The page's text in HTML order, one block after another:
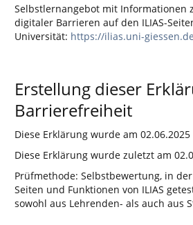
Selbstlernangebot mit Informationen
digitaler Barrieren auf den ILIAS-
Universität: https://ilias.uni-
Erstellung dieser
Barrierefreiheit
Diese Erklärung wurde am
Diese Erklärung wurde zuletzt am
Prüfmethode: Selbstbewertung, in
Seiten und Funktionen von ILIAS
sowohl aus Lehrenden- als auch aus